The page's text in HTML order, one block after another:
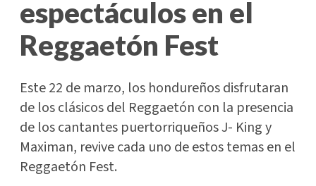
espectáculos en el
Reggaetón Fest
Este 22 de marzo, los hondureños disfrutaran
de los clásicos del Reggaetón con la presencia
de los cantantes puertorriqueños J- King y
Maximan, revive cada uno de estos temas en el
Reggaetón Fest.